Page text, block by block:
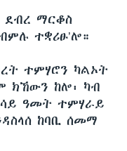
ደብረ ማርቆስ
ተቋሪፁ’ሎ።
ተምሃሮን ካልኦት
ክኸውን ከሎ፡ ካብ
ዓመት ተምሃራይ
ከባቢ ሰመማ